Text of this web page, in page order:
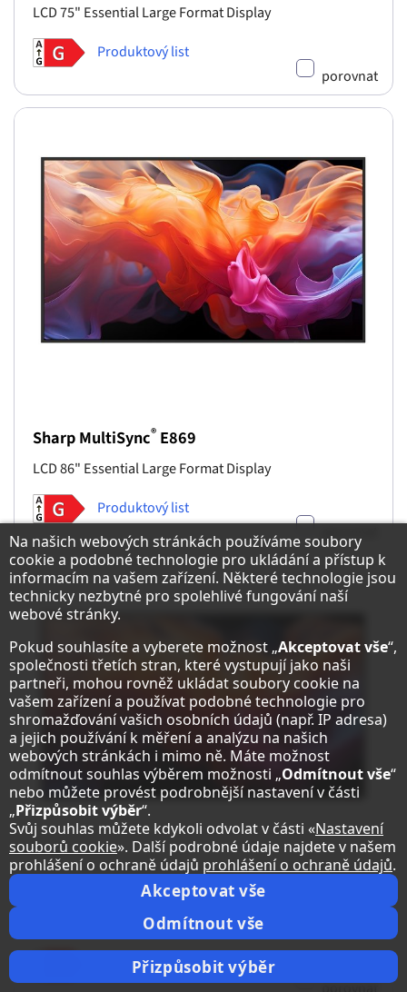
LCD 75" Essential Large Format Display
Produktový list
porovnat
Sharp MultiSync® E869
LCD 86" Essential Large Format Display
Produktový list
porovnat
Sharp MultiSync®E659
LCD 65" Essential Large Format Display
Produktový list
Upozornění k ochraně osobních údajů
Na našich webových stránkách používáme soubory
cookie a podobné technologie pro ukládání a přístup k
informacím na vašem zařízení. Některé technologie jsou
technicky nezbytné pro spolehlivé fungování naší
webové stránky.
Pokud souhlasíte a vyberete možnost „Akceptovat vše“,
společnosti třetích stran, které vystupují jako naši
partneři, mohou rovněž ukládat soubory cookie na
vašem zařízení a používat podobné technologie pro
shromažďování vašich osobních údajů (např. IP adresa)
a jejich používání k měření a analýzu na našich
webových stránkách i mimo ně. Máte možnost
odmítnout souhlas výběrem možnosti „Odmítnout vše“
nebo můžete provést podrobnější nastavení v části
„Přizpůsobit výběr“.
Svůj souhlas můžete kdykoli odvolat v části «Nastavení
souborů cookie». Další podrobné údaje najdete v našem
prohlášení o ochraně údajů prohlášení o ochraně údajů.
Akceptovat vše
Odmítnout vše
Přizpůsobit výběr